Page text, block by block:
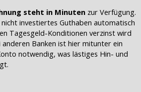
steht in Minuten zur Verfügung.
investiertes Guthaben automatisch
Tagesgeld-Konditionen verzinst wird
anderen Banken ist hier mitunter ein
notwendig, was lästiges Hin- und